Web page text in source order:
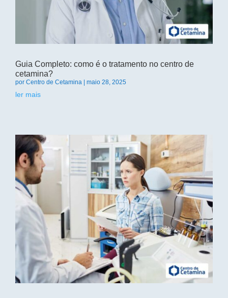
Guia Completo: como é o tratamento no centro de
cetamina?
por Centro de Cetamina maio 28, 2025
ler mais